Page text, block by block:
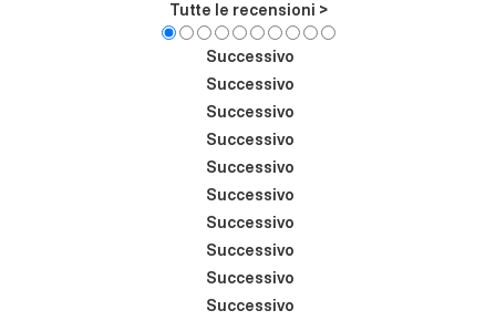
Tutte le recensioni >
Successivo
Successivo
Successivo
Successivo
Successivo
Successivo
Successivo
Successivo
Successivo
Successivo